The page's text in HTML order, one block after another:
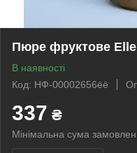
Пюре фруктове
В наявності
Код: НФ-00002656ёё
337 ₴
Мінімальна сума